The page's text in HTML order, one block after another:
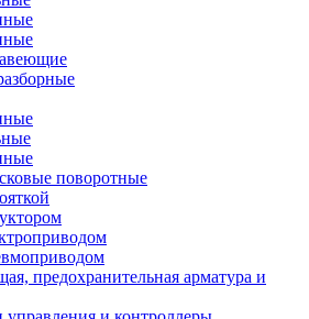
поворотные
предохранительная арматура и